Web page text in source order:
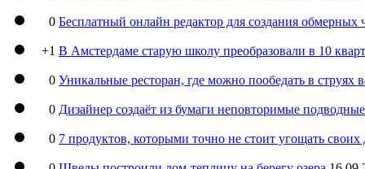
0 Бесплатный онлайн редактор для создания обмерных
+1 В Амстердаме старую школу преобразовали в 10
0 Уникальные ресторан, где можно пообедать в струях
0 Дизайнер создаёт из бумаги неповторимые
0 7 продуктов, которыми точно не стоит угощать